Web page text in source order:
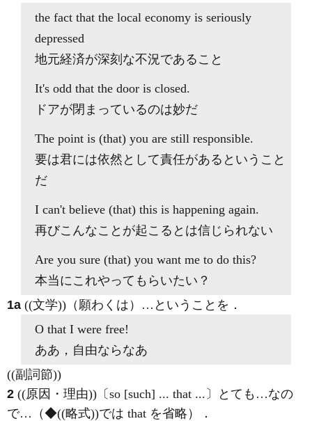
the fact that the local economy is seriously
depressed
地元経済が深刻な不況であること
It's odd that the door is closed.
ドアが閉まっているのは妙だ
The point is (that) you are still responsible.
要は君には依然として責任があるということ
だ
I can't believe (that) this is happening again.
再びこんなことが起こるとは信じられない
Are you sure (that) you want me to do this?
本当にこれやってもらいたい？
1a ((文学))（願わくは）…ということを ．
O that I were free!
ああ，自由ならなあ
((副詞節))
2 ((原因・理由))〔so [such] ... that ...〕とても…なの
で…（◆((略式))では that を省略）
．